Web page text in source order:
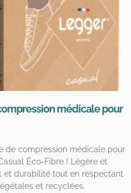
médicale pour
de compression médicale pour
Éco-Fibre ! Légère et
et durabilité tout en respectant
et recyclées.